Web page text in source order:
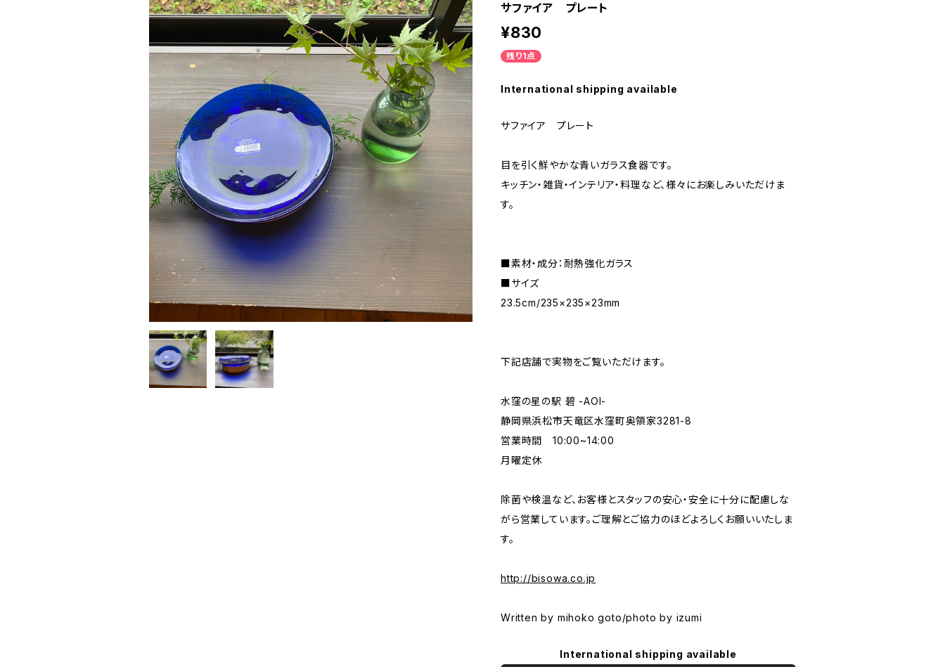
サファイア プレート
¥830
残り1点
International shipping available
サファイア プレート
目を引く鮮やかな青いガラス食器です。
キッチン・雑貨・インテリア・料理など、様々にお楽しみいただけま
す。
■素材・成分：耐熱強化ガラス
■サイズ
23.5cm/235×235×23mm
下記店舗で実物をご覧いただけます。
水窪の星の駅 碧 -AOI-
静岡県浜松市天竜区水窪町奥領家3281-8
営業時間 10:00~14:00
月曜定休
除菌や検温など、お客様とスタッフの安心・安全に十分に配慮しな
がら営業しています。ご理解とご協力のほどよろしくお願いいたしま
す。
http://bisowa.co.jp
Written by mihoko goto/photo by izumi
International shipping available